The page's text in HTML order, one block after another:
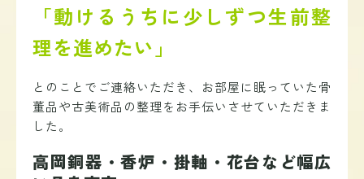
「動けるうちに少しずつ生前整
理を進めたい」
とのことでご連絡いただき、お部屋に眠っていた骨
董品や古美術品の整理をお手伝いさせていただきま
した。
高岡銅器・香炉・掛軸・花台など幅広